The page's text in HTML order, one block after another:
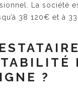
La société
38 120€ et à
?